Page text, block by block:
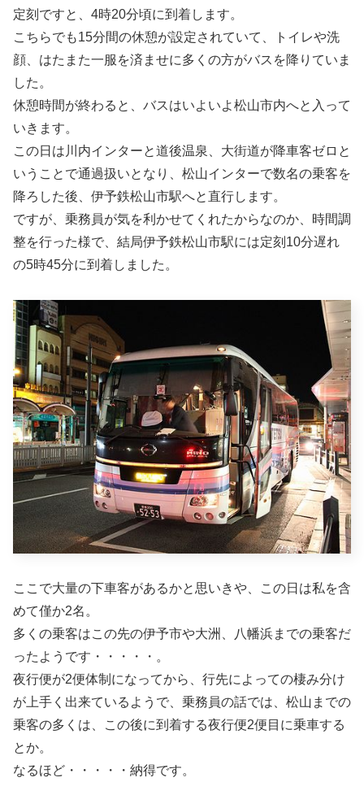
定刻ですと、4時20分頃に到着します。
こちらでも15分間の休憩が設定されていて、トイレや洗
顔、はたまた一服を済ませに多くの方がバスを降りていま
した。
休憩時間が終わると、バスはいよいよ松山市内へと入って
いきます。
この日は川内インターと道後温泉、大街道が降車客ゼロと
いうことで通過扱いとなり、松山インターで数名の乗客を
降ろした後、伊予鉄松山市駅へと直行します。
ですが、乗務員が気を利かせてくれたからなのか、時間調
整を行った様で、結局伊予鉄松山市駅には定刻10分遅れ
の5時45分に到着しました。
ここで大量の下車客があるかと思いきや、この日は私を含
めて僅か2名。
多くの乗客はこの先の伊予市や大洲、八幡浜までの乗客だ
ったようです・・・・・。
夜行便が2便体制になってから、行先によっての棲み分け
が上手く出来ているようで、乗務員の話では、松山までの
乗客の多くは、この後に到着する夜行便2便目に乗車する
とか。
なるほど・・・・・納得です。